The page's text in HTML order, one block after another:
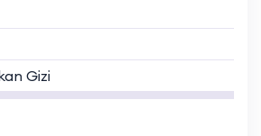
Gizi